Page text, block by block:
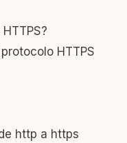
HTTPS
http a https